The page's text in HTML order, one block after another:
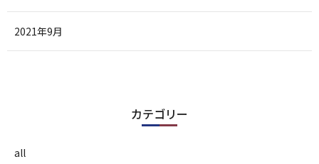
2021年9月
カテゴリー
all